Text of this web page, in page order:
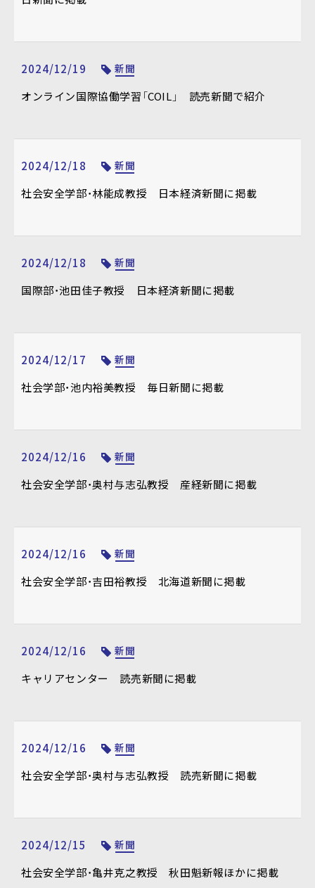
2024/12/19 新聞
オンライン国際協働学習「COIL」 読売新聞で紹介
2024/12/18 新聞
社会安全学部・林能成教授 日本経済新聞に掲載
2024/12/18 新聞
国際部・池田佳子教授 日本経済新聞に掲載
2024/12/17 新聞
社会学部・池内裕美教授 毎日新聞に掲載
2024/12/16 新聞
社会安全学部・奥村与志弘教授 産経新聞に掲載
2024/12/16 新聞
社会安全学部・吉田裕教授 北海道新聞に掲載
2024/12/16 新聞
キャリアセンター 読売新聞に掲載
2024/12/16 新聞
社会安全学部・奥村与志弘教授 読売新聞に掲載
2024/12/15 新聞
社会安全学部・亀井克之教授 秋田魁新報ほかに掲載